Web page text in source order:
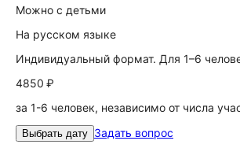
Можно с детьми
На русском языке
Индивидуальный формат. Для 1–6
4850 ₽
за 1-6 человек, независимо от числа
Выбрать дату Задать вопрос